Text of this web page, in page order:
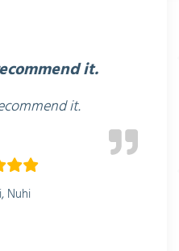
it.
it.
Nuhi